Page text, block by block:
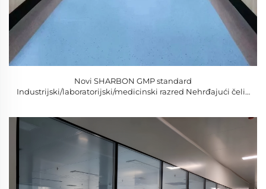
Novi SHARBON GMP standard
Industrijski/laboratorijski/medicinski razred Nehrđajući čelik